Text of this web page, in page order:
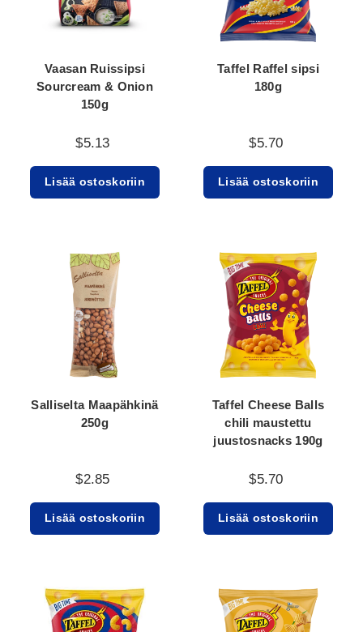
Vaasan Ruissipsi
Sourcream & Onion
150g
$5.13
Lisää ostoskoriin
Taffel Raffel sipsi
180g
$5.70
Lisää ostoskoriin
Salliselta Maapähkinä
250g
$2.85
Lisää ostoskoriin
Taffel Cheese Balls
chili maustettu
juustosnacks 190g
$5.70
Lisää ostoskoriin